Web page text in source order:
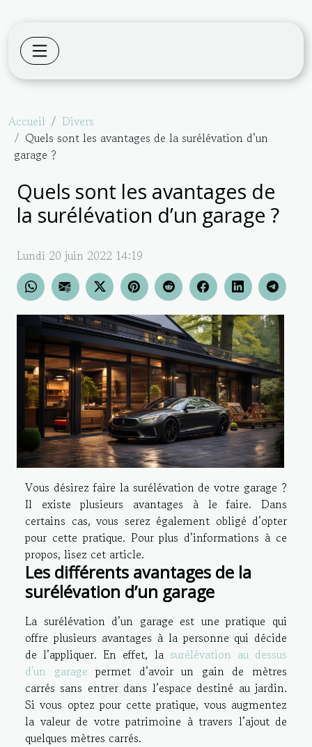
Accueil
Divers
Quels sont les avantages de la surélévation d’un
garage ?
Quels sont les avantages de
la surélévation d’un garage ?
Lundi 20 juin 2022 14:19
Vous désirez faire la surélévation de votre garage ?
Il existe plusieurs avantages à le faire. Dans
certains cas, vous serez également obligé d’opter
pour cette pratique. Pour plus d’informations à ce
propos, lisez cet article.
Les différents avantages de la
surélévation d’un garage
La surélévation d’un garage est une pratique qui
offre plusieurs avantages à la personne qui décide
de l’appliquer. En effet, la surélévation au dessus
d'un garage permet d’avoir un gain de mètres
carrés sans entrer dans l’espace destiné au jardin.
Si vous optez pour cette pratique, vous augmentez
la valeur de votre patrimoine à travers l’ajout de
quelques mètres carrés.